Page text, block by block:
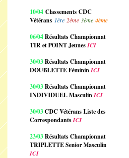
10/04 Classements CDC
Vétérans 1ère 2ème 3ème 4ème
06/04Résultats Championnat
TIR et POINT JeunesICI
30/03Résultats Championnat
DOUBLETTE FémininICI
30/03Résultats Championnat
INDIVIDUEL MasculinICI
30/03CDC Vétérans Liste des
CorrespondantsICI
23/03Résultats Championnat
TRIPLETTE Senior Masculin
ICI